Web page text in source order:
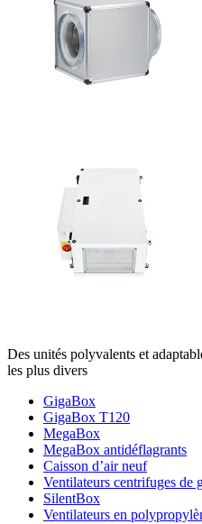
Des unités polyvalents et
les plus divers
GigaBox
GigaBox T120
MegaBox
MegaBox antidéflagrants
Caisson d’air neuf
Ventilateurs centrifuges de
SilentBox
Ventilateurs en